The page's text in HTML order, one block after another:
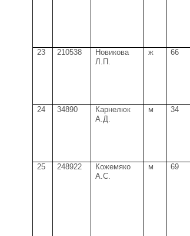
23 210538
Новикова
Л.П.
ж 66
24 34890
Карнелюк
А.Д.
м 34
25 248922
Кожемяко
А.С.
м 69